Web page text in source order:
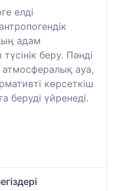
елді
адам
беру. Пәнді
ауа,
көрсеткіш
беруді үйренеді.